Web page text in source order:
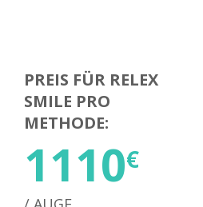
PREIS FÜR RELEX
SMILE PRO
METHODE:
1110€